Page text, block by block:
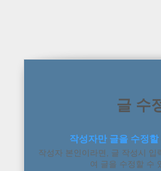
글 수
작성자만 글을 수정
작성자 본인이라면, 글 작성시 입
여 글을 수정할 수